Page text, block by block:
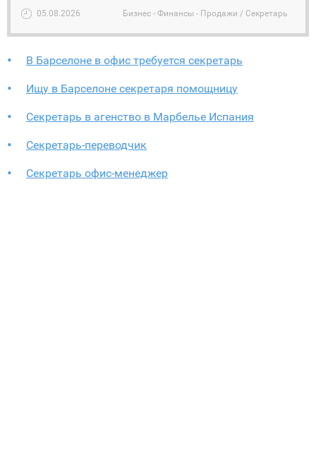
05.08.2026 Бизнес - Финансы - Продажи / Секретарь
В Барселоне в офис требуется секретарь
Ищу в Барселоне секретаря помощницу
Секретарь в агенство в Марбелье Испания
Секретарь-переводчик
Секретарь офис-менеджер